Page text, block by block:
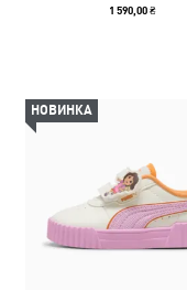
1 590,00 ₴
НОВИНКА